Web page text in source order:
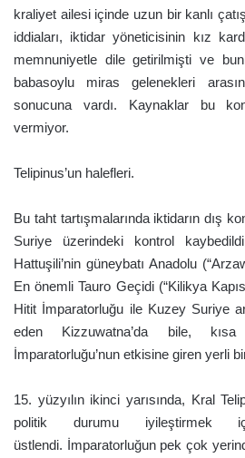
kraliyet ailesi içinde uzun bir kanlı
iddiaları, iktidar yöneticisinin kız
memnuniyetle dile getirilmişti ve
babasoylu miras gelenekleri
sonucuna vardı. Kaynaklar bu
vermiyor.
Telipinus’un halefleri.
Bu taht tartışmalarında iktidarın dış
Suriye üzerindeki kontrol
Hattuşili’nin güneybatı Anadolu
En önemli Tauro Geçidi (“Kilikya
Hitit İmparatorluğu ile Kuzey Suriye
eden Kizzuwatna’da bile,
İmparatorluğu’nun etkisine giren yerli
15. yüzyılın ikinci yarısında, Kral
politik durumu iyileştirmek
üstlendi. İmparatorluğun pek çok